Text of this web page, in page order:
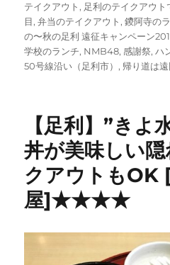
テイクアウト, 足利のテイクアウト
目,弁当のテイクアウト,鑁阿寺の
の〜秋の足利 遠征キャンペーン
学校のランチ, NMB48, 感謝祭,ハ
50号線沿い（足利市）, 帰り道は
【足利】”きよ
丼が美味しい
クアウトもOK
屋]★★★★